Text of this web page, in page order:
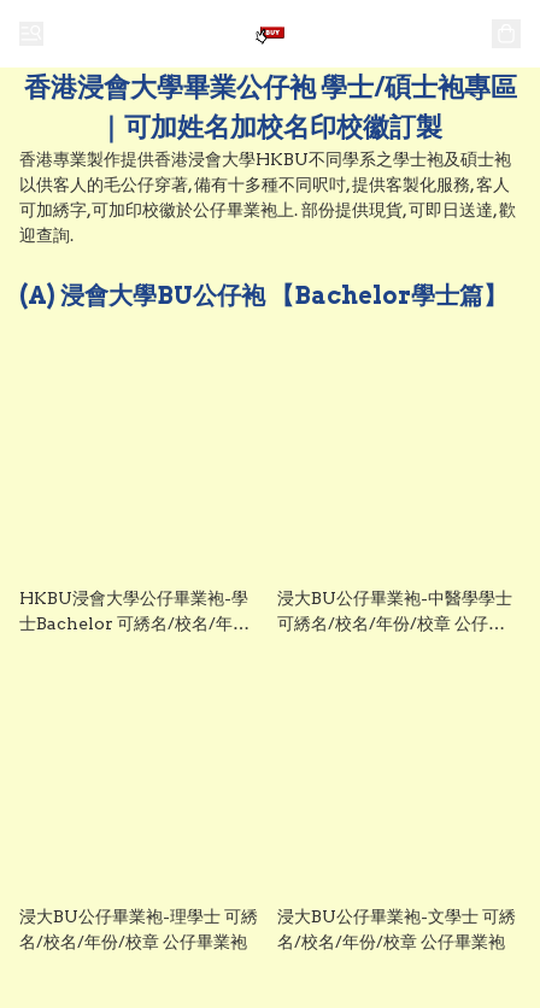
香港浸會大學畢業公仔袍 學士/碩士袍專區
｜可加姓名加校名印校徽訂製
香港專業製作提供香港浸會大學HKBU不同學系之學士袍及碩士袍
以供客人的毛公仔穿著, 備有十多種不同呎吋, 提供客製化服務, 客人
可加綉字,可加印校徽於公仔畢業袍上. 部份提供現貨, 可即日送達, 歡
迎查詢.
(A) 浸會大學BU公仔袍 【Bachelor學士篇】
HKBU浸會大學公仔畢業袍-學
士Bachelor 可綉名/校名/年份/
浸大BU公仔畢業袍-中醫學學士
可綉名/校名/年份/校章 公仔畢
浸大BU公仔畢業袍-理學士 可綉
名/校名/年份/校章 公仔畢業袍
浸大BU公仔畢業袍-文學士 可綉
名/校名/年份/校章 公仔畢業袍